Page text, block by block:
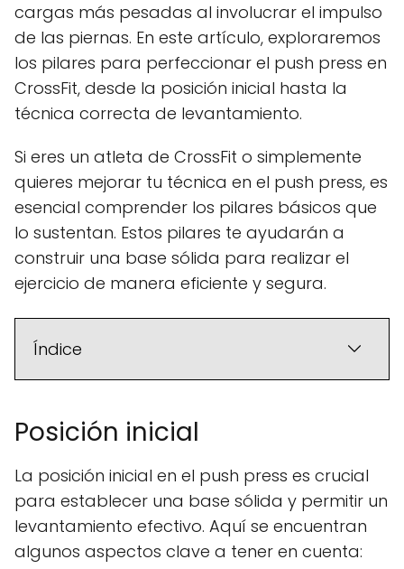
cargas más pesadas al involucrar el impulso
de las piernas. En este artículo, exploraremos
los pilares para perfeccionar el push press en
CrossFit, desde la posición inicial hasta la
técnica correcta de levantamiento.
Si eres un atleta de CrossFit o simplemente
quieres mejorar tu técnica en el push press, es
esencial comprender los pilares básicos que
lo sustentan. Estos pilares te ayudarán a
construir una base sólida para realizar el
ejercicio de manera eficiente y segura.
Índice
Posición inicial
La posición inicial en el push press es crucial
para establecer una base sólida y permitir un
levantamiento efectivo. Aquí se encuentran
algunos aspectos clave a tener en cuenta: